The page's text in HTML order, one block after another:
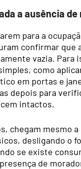
a ausência
para a
confirmar que
vazia. Para
como
em portas e
depois para
intactos.
chegam mesmo
desligando o
se existe
de